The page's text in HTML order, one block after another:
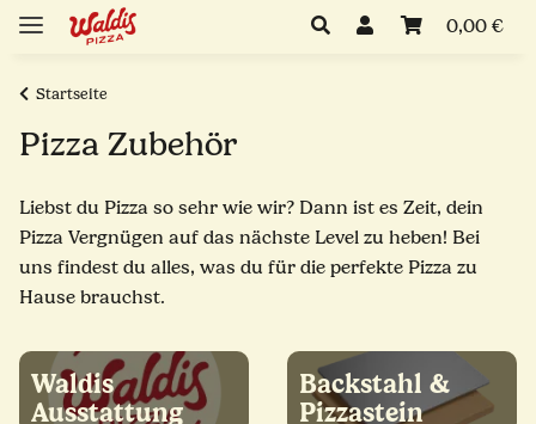
0,00 €
Startseite
Pizza Zubehör
Liebst du Pizza so sehr wie wir? Dann ist es Zeit, dein
Pizza Vergnügen auf das nächste Level zu heben! Bei
uns findest du alles, was du für die perfekte Pizza zu
Hause brauchst.
Waldis
Ausstattung
Backstahl &
Pizzastein